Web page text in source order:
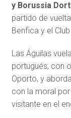
y Borussia
partido de
Benfica y el
Las Águilas
portugués, con
Oporto, y
con la moral
visitante en el